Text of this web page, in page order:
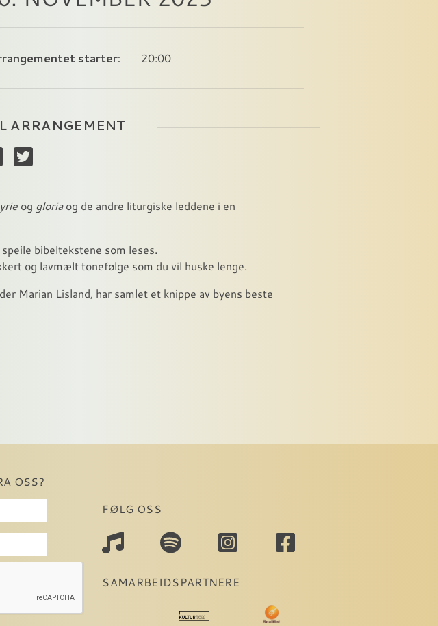
starter: 20:00
ARRANGEMENT
og gloriaog de andre liturgiske leddene i en
bibeltekstene som leses.
og lavmælt tonefølge som du vil huske lenge.
Marian Lisland, har samlet et knippe av byens beste
OSS?
FØLG OSS
SAMARBEIDSPARTNERE